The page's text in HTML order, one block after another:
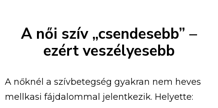
A női szív „csendesebb” –
ezért veszélyesebb
A nőknél a szívbetegség gyakran nem heves
mellkasi fájdalommal jelentkezik. Helyette: